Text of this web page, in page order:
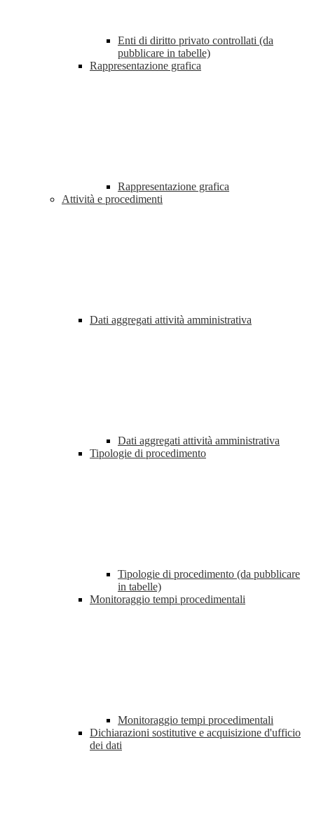
Enti di diritto privato controllati (da
pubblicare in tabelle)
Rappresentazione grafica
Rappresentazione grafica
Attività e procedimenti
Dati aggregati attività amministrativa
Dati aggregati attività amministrativa
Tipologie di procedimento
Tipologie di procedimento (da pubblicare
in tabelle)
Monitoraggio tempi procedimentali
Monitoraggio tempi procedimentali
Dichiarazioni sostitutive e acquisizione d'ufficio
dei dati